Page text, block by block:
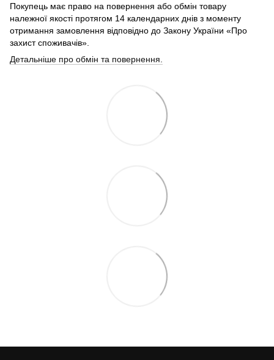
Покупець має право на повернення або обмін товару
належної якості протягом 14 календарних днів з моменту
отримання замовлення відповідно до Закону України «Про
захист споживачів».
Детальніше про обмін та повернення.